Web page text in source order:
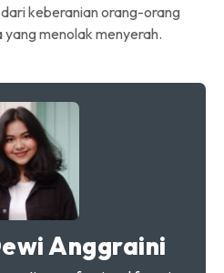
keberanian orang-orang
menolak menyerah.
Anggraini